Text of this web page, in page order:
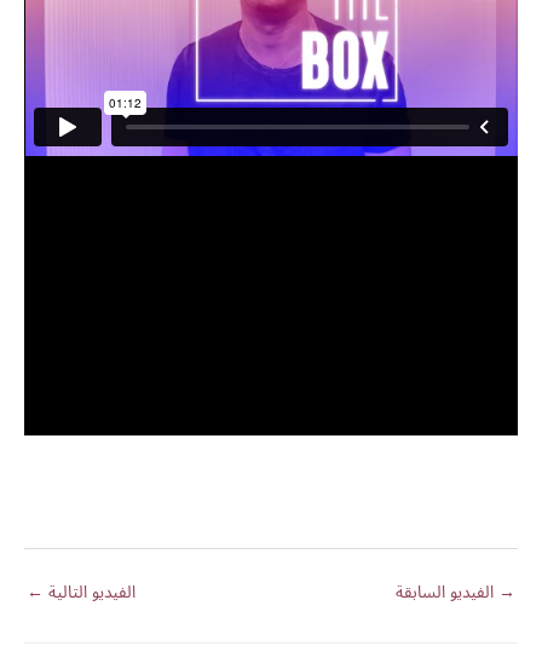
→ الفيديو السابقة الفيديو التالية ←